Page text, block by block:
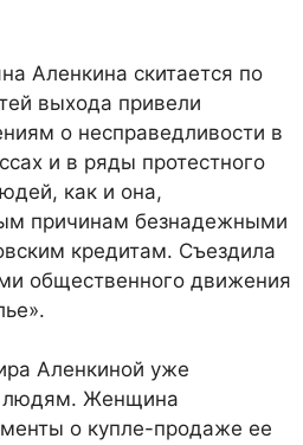
Аленкина скитается по
выхода привели
о несправедливости в
и в ряды протестного
как и она,
причинам безнадежными
кредитам. Съездила
общественного движения
Аленкиной уже
людям. Женщина
о купле-продаже ее